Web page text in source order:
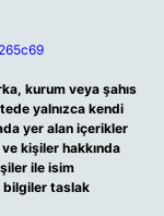
kurum veya şahıs
yalnızca kendi
yer alan içerikler
kişiler hakkında
ile isim
bilgiler taslak